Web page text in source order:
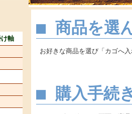
軸
■ 商品を選
お好きな商品を選び「カゴへ
■ 購入手続